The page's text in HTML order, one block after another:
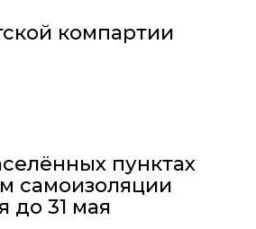
компартии
пунктах
самоизоляции
до 31 мая